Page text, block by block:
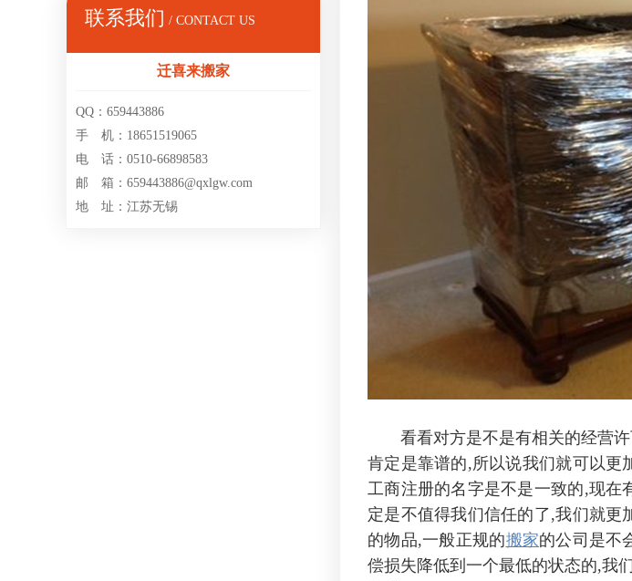
联系我们 / CONTACT US
迁喜来搬家
QQ：659443886
手 机：18651519065
电 话：0510-66898583
邮 箱：659443886@qxlgw.com
地 址：江苏无锡
看看对方是不是有相关的经营许
肯定是靠谱的,所以说我们就可以更
工商注册的名字是不是一致的,现在
定是不值得我们信任的了,我们就更
的物品,一般正规的搬家的公司是不
偿损失降低到一个最低的状态的,我